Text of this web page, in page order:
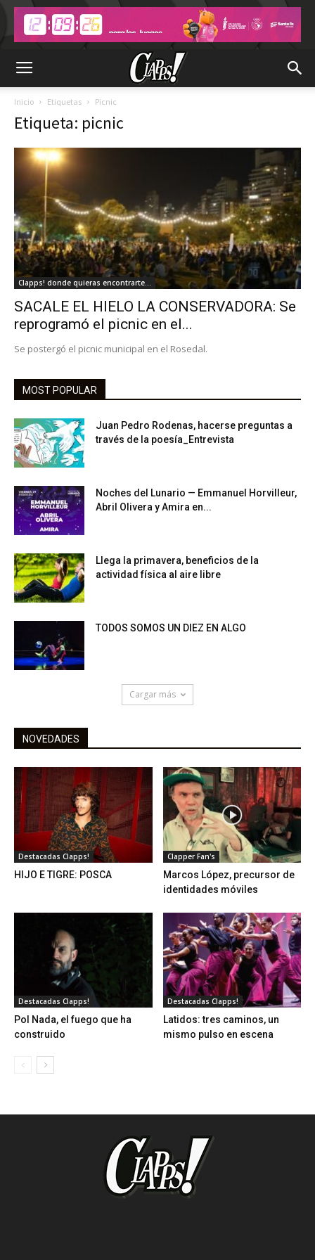
Inicio Etiquetas Picnic
Etiqueta: picnic
Clapps! donde quieras encontrarte...
SACALE EL HIELO LA CONSERVADORA: Se
reprogramó el picnic en el...
Se postergó el picnic municipal en el Rosedal.
MOST POPULAR
Juan Pedro Rodenas, hacerse preguntas a
través de la poesía_Entrevista
Noches del Lunario — Emmanuel Horvilleur,
Abril Olivera y Amira en...
Llega la primavera, beneficios de la
actividad física al aire libre
TODOS SOMOS UN DIEZ EN ALGO
Cargar más
NOVEDADES
Destacadas Clapps!
HIJO E TIGRE: POSCA
Clapper Fan's
Marcos López, precursor de
identidades móviles
Destacadas Clapps!
Pol Nada, el fuego que ha
construido
Destacadas Clapps!
Latidos: tres caminos, un
mismo pulso en escena